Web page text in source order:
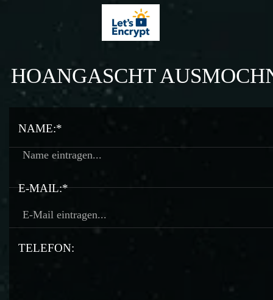
HOANGASCHT
NAME:*
E-MAIL:*
TELEFON: